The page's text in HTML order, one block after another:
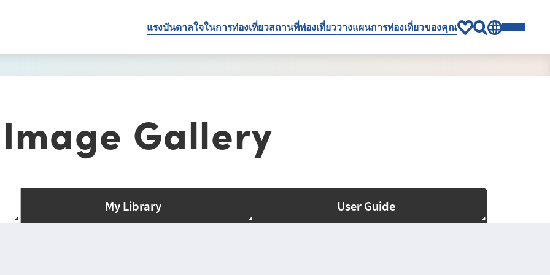
แรงบันดาลใจในการท่องเที่ยวสถานที่ท่องเที่ยววางแผนการท่องเที่ยวของคุณ
Image Gallery
My Library User Guide